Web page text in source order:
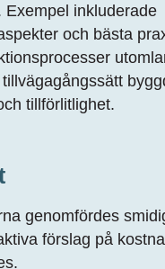
Exempel inkluderade
och bästa
tillförlitlighet.
genomfördes
förslag på